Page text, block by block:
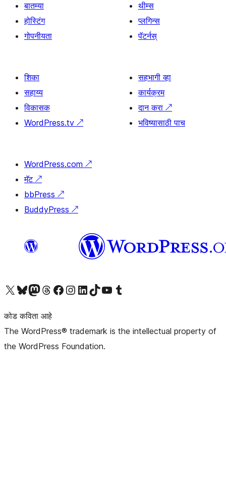
बातम्या
होस्टिंग
गोपनीयता
थीम्स
प्लगिन्स
पॅटर्नस्
शिका
सहाय्य
विकासक
WordPress.tv ↗
सहभागी व्हा
कार्यक्रम
दान करा ↗
भविष्यासाठी पाच
WordPress.com ↗
मॅट ↗
bbPress ↗
BuddyPress ↗
आमच्या X (एक्स) (पूर्वीचे ट्विटर) खात्याला भेट द्या आमच्या ब्लूस्की खात्याला भेट द्या.आमच्या Mastodon खात्याला भेट द्या.आमच्या थ्रेड्स खात्याला भेट द्या. आमच्या फेसबुक पेजला भेट द्या आमच्या इंस्टाग्राम खात्याला भेट द्या आमच्या लिंक्डइन खात्याला भेट द्या आमच्या टिकटॉक अकाउंटला भेट द्या.आमच्या यूट्यूब चॅनेलला भेट द्या आमच्या टंबलर खात्याला भेट द्या.
कोड कविता आहे
The WordPress® trademark is the intellectual property of
the WordPress Foundation.